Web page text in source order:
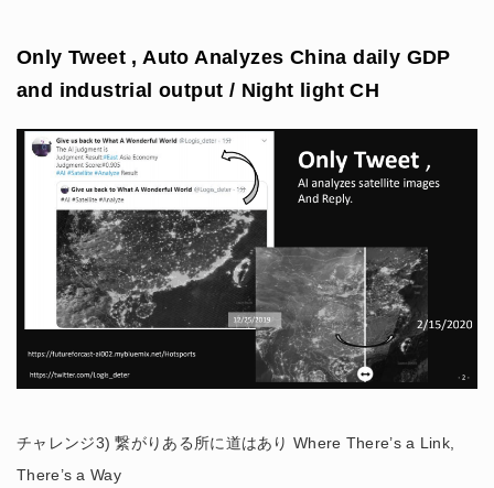
Only Tweet , Auto Analyzes China daily GDP
and industrial output / Night light CH
チャレンジ3) 繋がりある所に道はあり Where There’s a Link,
There’s a Way